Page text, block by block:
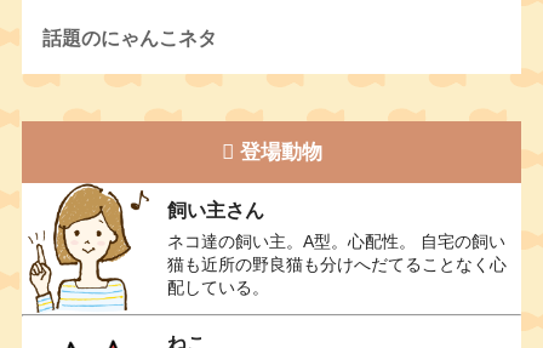
話題のにゃんこネタ
登場動物
飼い主さん
ネコ達の飼い主。A型。心配性。 自宅の飼い
猫も近所の野良猫も分けへだてることなく心
配している。